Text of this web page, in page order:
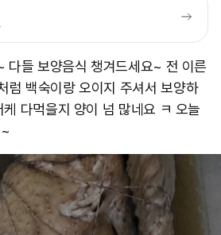
다들 보양음식 챙겨드세요~ 전 이른
럼 백숙이랑 오이지 주셔서 보양하
다먹을지 양이 넘 많네요 ㅋ 오늘